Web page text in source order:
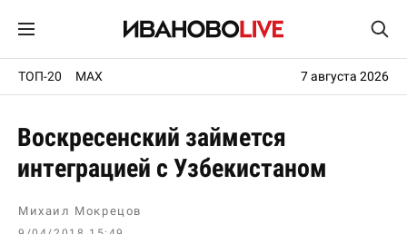
ТОП-20 MAX 7 августа 2026
Воскресенский займется
интеграцией с Узбекистаном
Михаил Мокрецов